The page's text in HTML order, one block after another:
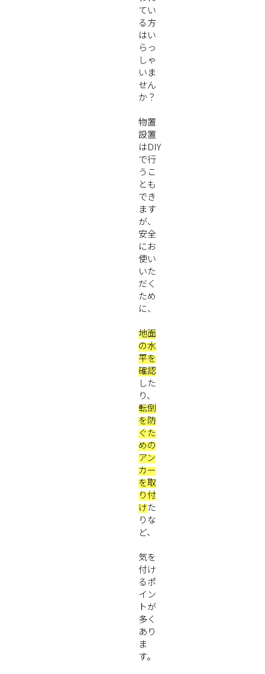
てい
る方
はい
らっ
しゃ
いま
せん
か？
物置
設置
はDIY
で行
うこ
とも
でき
ます
が、
安全
にお
使い
いた
だく
ため
に、
地面
の水
平を
確認
した
り、
転倒
を防
ぐた
めの
アン
カー
を取
り付
けた
りな
ど、
気を
付け
るポ
イン
トが
多く
あり
ま
す。